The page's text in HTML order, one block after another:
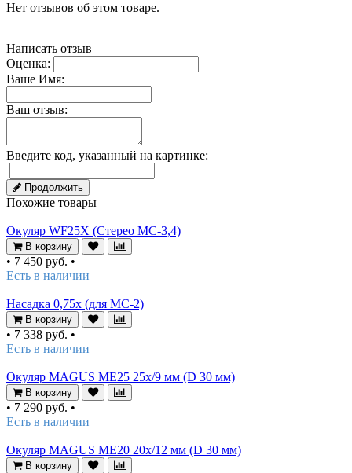
Нет отзывов об этом товаре.
Написать отзыв
Оценка:
Ваше Имя:
Ваш отзыв:
Введите код, указанный на картинке:
Продолжить
Похожие товары
Окуляр WF25X (Стерео МС-3,4)
В корзину
• 7 450 руб. •
Есть в наличии
Насадка 0,75х (для MC-2)
В корзину
• 7 338 руб. •
Есть в наличии
Окуляр MAGUS ME25 25х/9 мм (D 30 мм)
В корзину
• 7 290 руб. •
Есть в наличии
Окуляр MAGUS ME20 20х/12 мм (D 30 мм)
В корзину